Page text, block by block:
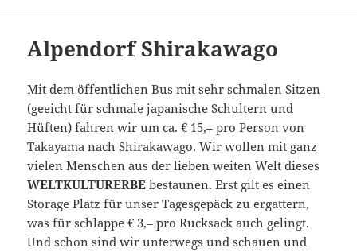
Alpendorf Shirakawago
Mit dem öffentlichen Bus mit sehr schmalen Sitzen
(geeicht für schmale japanische Schultern und
Hüften) fahren wir um ca. € 15,– pro Person von
Takayama nach Shirakawago. Wir wollen mit ganz
vielen Menschen aus der lieben weiten Welt dieses
WELTKULTURERBEbestaunen. Erst gilt es einen
Storage Platz für unser Tagesgepäck zu ergattern,
was für schlappe € 3,– pro Rucksack auch gelingt.
Und schon sind wir unterwegs und schauen und